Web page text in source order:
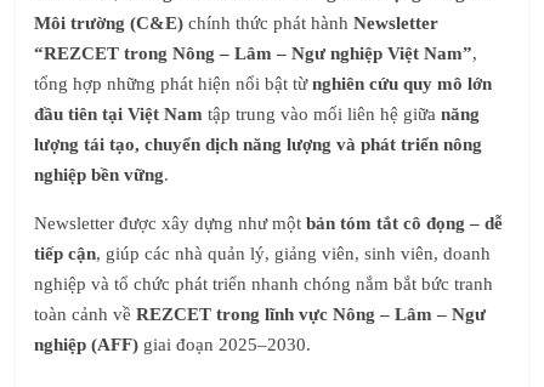
Môi trường (C&E) chính thức phát hànhNewsletter
“REZCET trong Nông – Lâm – Ngư nghiệp Việt Nam”,
tổng hợp những phát hiện nổi bật từnghiên cứu quy mô lớn
đầu tiên tại Việt Nam tập trung vào mối liên hệ giữanăng
lượng tái tạo, chuyển dịch năng lượng và phát triển nông
nghiệp bền vững.
Newsletter được xây dựng như mộtbản tóm tắt cô đọng – dễ
tiếp cận, giúp các nhà quản lý, giảng viên, sinh viên, doanh
nghiệp và tổ chức phát triển nhanh chóng nắm bắt bức tranh
toàn cảnh vềREZCET trong lĩnh vực Nông – Lâm – Ngư
nghiệp (AFF) giai đoạn 2025–2030.